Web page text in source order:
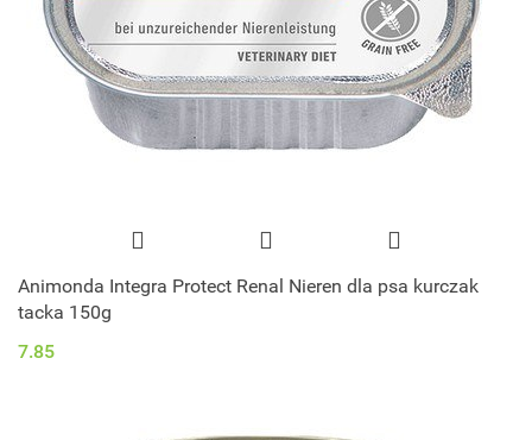
Animonda Integra Protect Renal Nieren dla psa kurczak
tacka 150g
7.85